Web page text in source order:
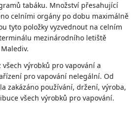
tabáku. Množství přesahující
celními orgány po dobu maximálně
tyto položky vyzvednout na celním
mezinárodního letiště
všech výrobků pro vapování a
pro vapování nelegální. Od
zakázáno používání, držení, výroba,
všech výrobků pro vapování.